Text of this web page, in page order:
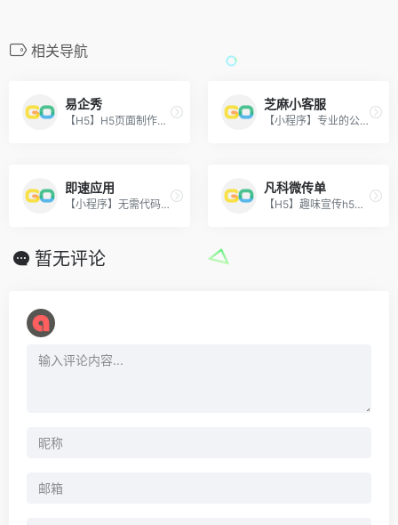
相关导航
易企秀
【H5】H5页面制作工具、做图、自建网站、小程序制作、邀请函模板等。
芝麻小客服
【小程序】专业的公众号和小程序运营工具助手。
即速应用
【小程序】无需代码一键生成的小程序开发工具，功能模块自由拼装、自定义后台。
凡科微传单
【H5】趣味宣传h5，一键模板套用，低成本轻松引流。
暂无评论